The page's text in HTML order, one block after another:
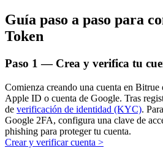
Bitrue
AI
Guía paso a paso para
Token
Paso 1 — Crea y verifica tu
Comienza creando una cuenta en
Apple ID o cuenta de Google. Tras
de verificación de identidad (KYC).
Google 2FA, configura una clave de
phishing para proteger tu cuenta.
Crear y verificar cuenta >